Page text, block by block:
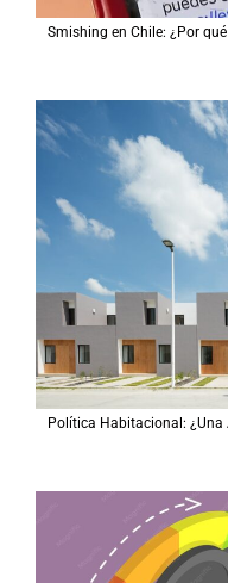
Smishing en Chile: ¿Por
Política Habitacional: